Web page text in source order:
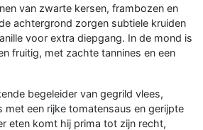
van zwarte kersen, frambozen en
achtergrond zorgen subtiele kruiden
voor extra diepgang. In de mond is
fruitig, met zachte tannines en een
begeleider van gegrild vlees,
een rijke tomatensaus en gerijpte
eten komt hij prima tot zijn recht,